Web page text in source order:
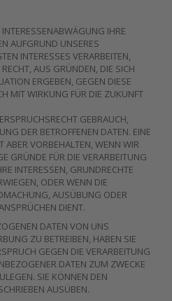
IHRE
AUFGRUND UNSERES
INTERESSES VERARBEITEN,
AUS GRÜNDEN, DIE SICH
ERGEBEN, GEGEN DIESE
MIT WIRKUNG FÜR DIE ZUKUNFT
GEBRAUCH,
DER BETROFFENEN DATEN. EINE
ABER VORBEHALTEN, WENN WIR
GRÜNDE FÜR DIE VERARBEITUNG
INTERESSEN, GRUNDRECHTE
ODER WENN DIE
AUSÜBUNG ODER
DIENT.
DATEN VON UNS
ZU BETREIBEN, HABEN SIE
GEGEN DIE VERARBEITUNG
DATEN ZUM ZWECKE
SIE KÖNNEN DEN
AUSÜBEN.